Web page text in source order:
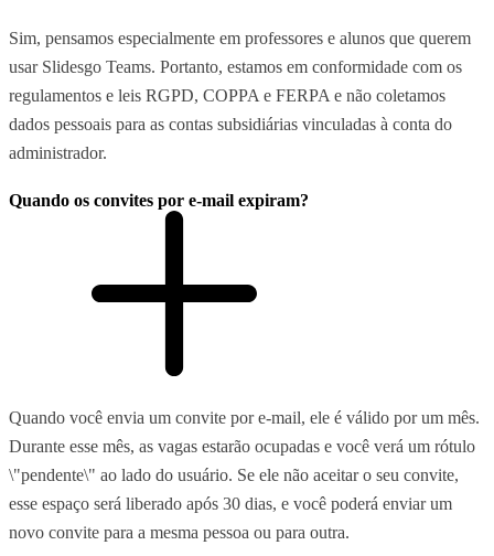
Sim, pensamos especialmente em professores e alunos que querem
usar Slidesgo Teams. Portanto, estamos em conformidade com os
regulamentos e leis RGPD, COPPA e FERPA e não coletamos
dados pessoais para as contas subsidiárias vinculadas à conta do
administrador.
Quando os convites por e-mail expiram?
Quando você envia um convite por e-mail, ele é válido por um mês.
Durante esse mês, as vagas estarão ocupadas e você verá um rótulo
\"pendente\" ao lado do usuário. Se ele não aceitar o seu convite,
esse espaço será liberado após 30 dias, e você poderá enviar um
novo convite para a mesma pessoa ou para outra.